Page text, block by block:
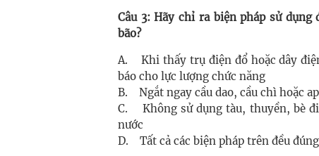
Câu 3: Hãy chỉ ra biện pháp sử
bão?
A. Khi thấy trụ điện đổ hoặc dây
báo cho lực lượng chức năng
B. Ngắt ngay cầu dao, cầu chì hoặc
C. Không sử dụng tàu, thuyền, bè
nước
D. Tất cả các biện pháp trên đều đúng